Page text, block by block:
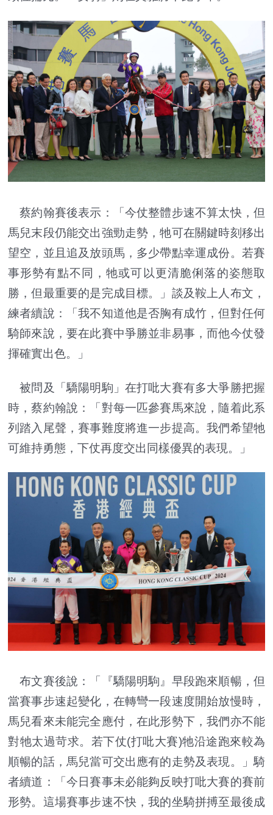
蔡約翰賽後表示：「今仗整體步速不算太快，但
馬兒末段仍能交出強勁走勢，牠可在關鍵時刻移出
望空，並且追及放頭馬，多少帶點幸運成份。若賽
事形勢有點不同，牠或可以更清脆俐落的姿態取
勝，但最重要的是完成目標。」談及鞍上人布文，
練者續說：「我不知道他是否胸有成竹，但對任何
騎師來說，要在此賽中爭勝並非易事，而他今仗發
揮確實出色。」
被問及「驕陽明駒」在打吡大賽有多大爭勝把握
時，蔡約翰說：「對每一匹參賽馬來說，隨着此系
列踏入尾聲，賽事難度將進一步提高。我們希望牠
可維持勇態，下仗再度交出同樣優異的表現。」
布文賽後說：「『驕陽明駒』早段跑來順暢，但
當賽事步速起變化，在轉彎一段速度開始放慢時，
馬兒看來未能完全應付，在此形勢下，我們亦不能
對牠太過苛求。若下仗(打吡大賽)牠沿途跑來較為
順暢的話，馬兒當可交出應有的走勢及表現。」騎
者續道：「今日賽事未必能夠反映打吡大賽的賽前
形勢。這場賽事步速不快，我的坐騎拼搏至最後成